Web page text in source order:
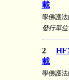
載
學佛護
發行單
2
載
學佛護